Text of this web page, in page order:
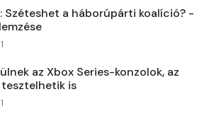
Széteshet a háborúpárti koalíció? -
1
az Xbox Series-konzolok, az
is
1